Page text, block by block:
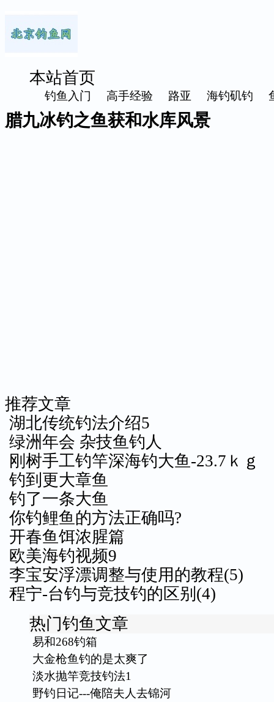
本站首页
钓鱼入门 高手经验 路亚 海钓矶钓
腊九冰钓之鱼获和水库风景
推荐文章
湖北传统钓法介绍5
绿洲年会 杂技鱼钓人
刚树手工钓竿深海钓大鱼-23.7ｋｇ
钓到更大章鱼
钓了一条大鱼
你钓鲤鱼的方法正确吗?
开春鱼饵浓腥篇
欧美海钓视频9
李宝安浮漂调整与使用的教程(5)
程宁-台钓与竞技钓的区别(4)
热门钓鱼文章
易和268钓箱
大金枪鱼钓的是太爽了
淡水抛竿竞技钓法1
野钓日记---俺陪夫人去锦河